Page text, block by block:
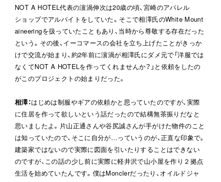
NOT A HOTEL代表の濵渦伸次は20歳の頃、宮崎のアパレル
ショップでアルバイトをしていた。そこで相澤氏のWhite Mount
aineeringを扱っていたこともあり、当時から尊敬する存在だった
という。その後、イーコマースの会社を立ち上げたことがきっか
けで交流が始まり、約2年前に濵渦が相澤氏にダメ元で「洋服では
なくてNOT A HOTELを作ってくれませんか？」と依頼をしたの
がこのプロジェクトの始まりだった。
相澤：はじめは制服やギアの依頼かと思っていたのですが、実際
に住居を作って欲しいという話だったので結構無茶振りだなと
思いましたよ。片山正通さんや谷尻誠さんが手がけた物件のこと
は知っていたので、そこに自分が…っていうのが、正直な印象で。
建築家ではないので実際に図面を引いたりすることはできない
のですが、この話の少し前に実際に軽井沢で山小屋を作り２拠点
生活を始めていたんです。僕はMonclerだったり、オイルドジャ